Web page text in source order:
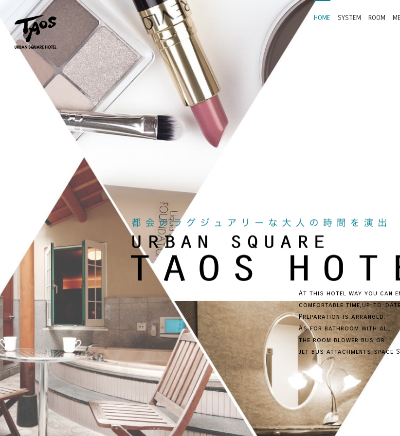
HOME SYSTEM ROOM
At this hotel way you can
comfortable time,up-to-
Preparation is arranged.
As for bathroom with all.
the room blower bus or
jet bus attachments space
あなたを魅
洗練されたお部屋の
オシャレに、スタイリ
もちろん設備も充実!大
メンバー登録していただくと、割引や、ポイント、アニバーサリー特典など
嬉しいこと盛りだくさん!購入当日よりご利用いただけます。
是非ご登録ください。
一流シェ
当ホテルでは、
お客様に提供い
URBAN SQUARE TAOS HOTEL